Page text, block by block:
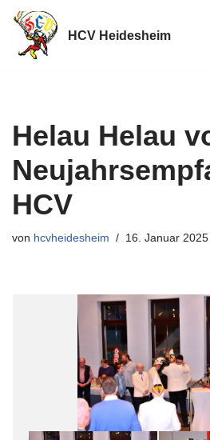
Zum
Inhalt
HCV Heidesheim
Helau Helau
HCV
von hcvheidesheim 16. Januar 2025